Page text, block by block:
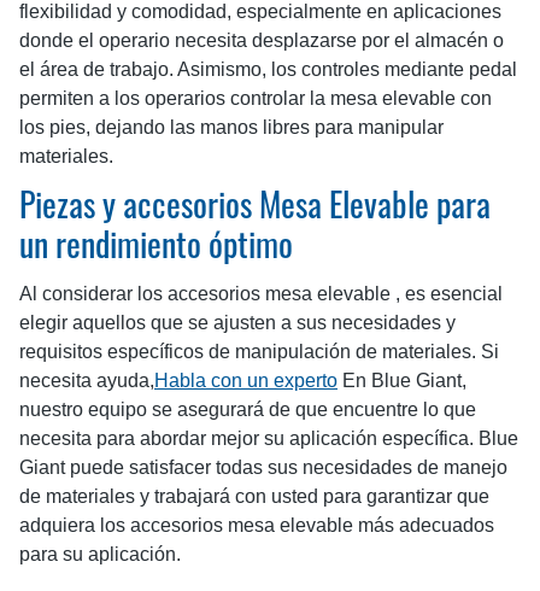
flexibilidad y comodidad, especialmente en aplicaciones
donde el operario necesita desplazarse por el almacén o
el área de trabajo. Asimismo, los controles mediante pedal
permiten a los operarios controlar la mesa elevable con
los pies, dejando las manos libres para manipular
materiales.
Piezas y accesorios Mesa Elevable para
un rendimiento óptimo
Al considerar los accesorios mesa elevable , es esencial
elegir aquellos que se ajusten a sus necesidades y
requisitos específicos de manipulación de materiales. Si
necesita ayuda,Habla con un experto En Blue Giant,
nuestro equipo se asegurará de que encuentre lo que
necesita para abordar mejor su aplicación específica. Blue
Giant puede satisfacer todas sus necesidades de manejo
de materiales y trabajará con usted para garantizar que
adquiera los accesorios mesa elevable más adecuados
para su aplicación.